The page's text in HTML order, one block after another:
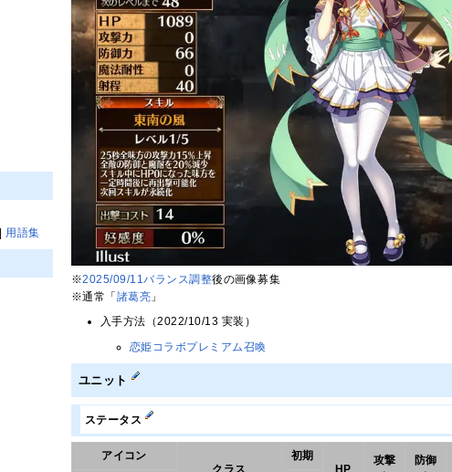
※2025/09/11バランス調整後の画像募集
※通常「諸葛亮 」
入手方法（2022/10/13 実装）
恋姫コラボプレミアム召喚
ユニット
ステータス
アイコン
初期
攻撃
防御
用語集